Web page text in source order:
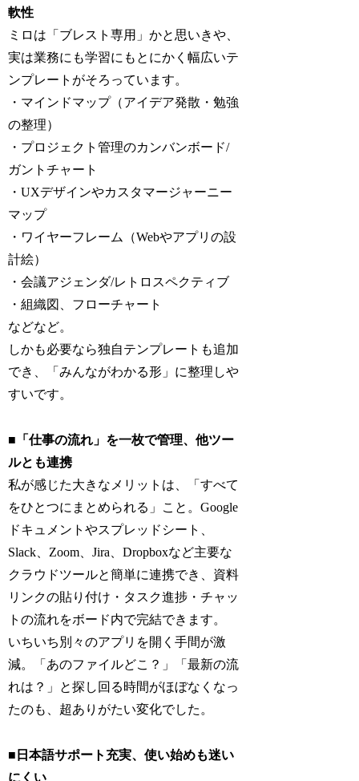
軟性
ミロは「ブレスト専用」かと思いきや、
実は業務にも学習にもとにかく幅広いテ
ンプレートがそろっています。
・マインドマップ（アイデア発散・勉強
の整理）
・プロジェクト管理のカンバンボード/
ガントチャート
・UXデザインやカスタマージャーニー
マップ
・ワイヤーフレーム（Webやアプリの設
計絵）
・会議アジェンダ/レトロスペクティブ
・組織図、フローチャート
などなど。
しかも必要なら独自テンプレートも追加
でき、「みんながわかる形」に整理しや
すいです。
■「仕事の流れ」を一枚で管理、他ツー
ルとも連携
私が感じた大きなメリットは、「すべて
をひとつにまとめられる」こと。Google
ドキュメントやスプレッドシート、
Slack、Zoom、Jira、Dropboxなど主要な
クラウドツールと簡単に連携でき、資料
リンクの貼り付け・タスク進捗・チャッ
トの流れをボード内で完結できます。
いちいち別々のアプリを開く手間が激
減。「あのファイルどこ？」「最新の流
れは？」と探し回る時間がほぼなくなっ
たのも、超ありがたい変化でした。
■日本語サポート充実、使い始めも迷い
にくい